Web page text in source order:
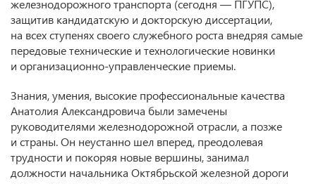
железнодорожного транспорта (сегодня — ПГУПС),
защитив кандидатскую и докторскую диссертации,
на всех ступенях своего служебного роста внедряя самые
передовые технические и технологические новинки
и организационно-управленческие приемы.
Знания, умения, высокие профессиональные качества
Анатолия Александровича были замечены
руководителями железнодорожной отрасли, а позже
и страны. Он неустанно шел вперед, преодолевая
трудности и покоряя новые вершины, занимал
должности начальника Октябрьской железной дороги